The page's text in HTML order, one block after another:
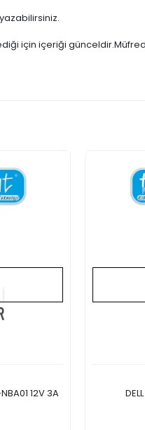
için içeriği
12V 3A